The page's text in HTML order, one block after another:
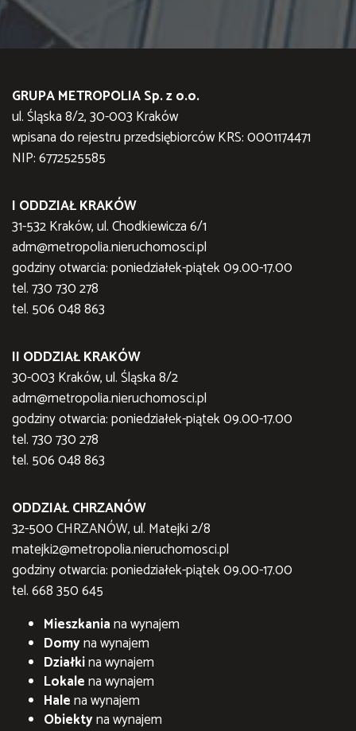
GRUPA METROPOLIA Sp. z o.o.
ul. Śląska 8/2, 30-003 Kraków
wpisana do rejestru przedsiębiorców KRS: 0001174471
NIP: 6772525585
I ODDZIAŁ KRAKÓW
31-532 Kraków, ul. Chodkiewicza 6/1
adm@metropolia.nieruchomosci.pl
godziny otwarcia: poniedziałek-piątek 09.00-17.00
tel. 730 730 278
tel. 506 048 863
II ODDZIAŁ KRAKÓW
30-003 Kraków, ul. Śląska 8/2
adm@metropolia.nieruchomosci.pl
godziny otwarcia: poniedziałek-piątek 09.00-17.00
tel. 730 730 278
tel. 506 048 863
ODDZIAŁ CHRZANÓW
32-500 CHRZANÓW, ul. Matejki 2/8
matejki2@metropolia.nieruchomosci.pl
godziny otwarcia: poniedziałek-piątek 09.00-17.00
tel. 668 350 645
Mieszkaniana wynajem
Domyna wynajem
Działkina wynajem
Lokalena wynajem
Halena wynajem
Obiektyna wynajem